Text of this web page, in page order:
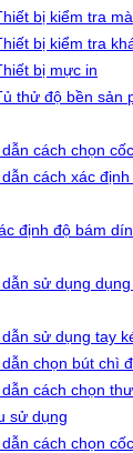
bị kiểm tra
bị kiểm tra
bị mực in
thử độ bền sản
cách chọn
cách xác
định độ bám
sử dụng
sử dụng tay
chọn bút chì
cách chọn
sử dụng
cách chọn